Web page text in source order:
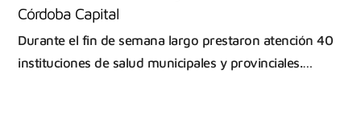
Córdoba Capital
Durante el fin de semana largo prestaron atención 40
instituciones de salud municipales y provinciales.…